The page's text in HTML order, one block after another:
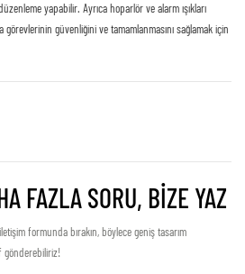
yapabilir. Ayrıca hoparlör ve alarm ışıkları
güvenliğini ve tamamlanmasını sağlamak için
FAZLA SORU, BIZE YAZ
formunda bırakın, böylece geniş tasarım
gönderebiliriz!